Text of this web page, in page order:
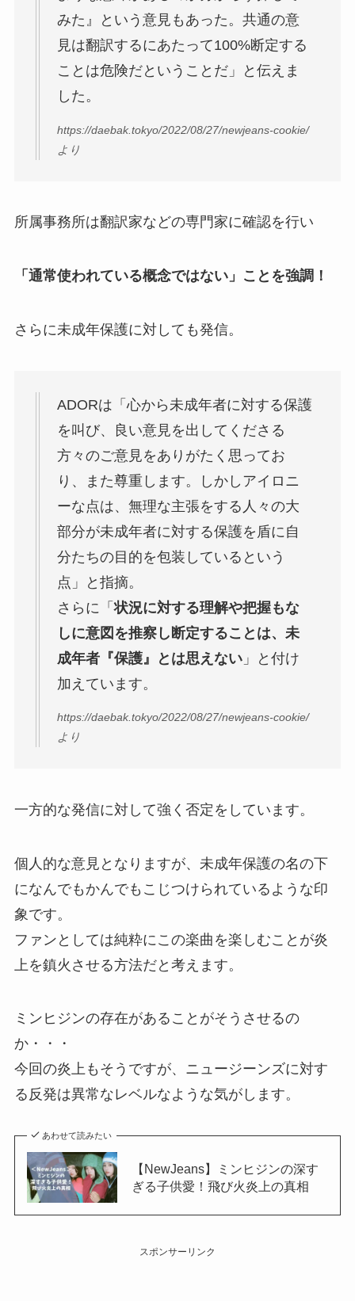
みた』という意見もあった。共通の意
見は翻訳するにあたって100%断定する
ことは危険だということだ」と伝えま
した。
https://daebak.tokyo/2022/08/27/newjeans-cookie/
より
所属事務所は翻訳家などの専門家に確認を行い
「通常使われている概念ではない」ことを強調！
さらに未成年保護に対しても発信。
ADORは「心から未成年者に対する保護
を叫び、良い意見を出してくださる
方々のご意見をありがたく思ってお
り、また尊重します。しかしアイロニ
ーな点は、無理な主張をする人々の大
部分が未成年者に対する保護を盾に自
分たちの目的を包装しているという
点」と指摘。
さらに「状況に対する理解や把握もな
しに意図を推察し断定することは、未
成年者『保護』とは思えない」と付け
加えています。
https://daebak.tokyo/2022/08/27/newjeans-cookie/
より
一方的な発信に対して強く否定をしています。
個人的な意見となりますが、未成年保護の名の下
になんでもかんでもこじつけられているような印
象です。
ファンとしては純粋にこの楽曲を楽しむことが炎
上を鎮火させる方法だと考えます。
ミンヒジンの存在があることがそうさせるの
か・・・
今回の炎上もそうですが、ニュージーンズに対す
る反発は異常なレベルなような気がします。
あわせて読みたい
【NewJeans】ミンヒジンの深す
ぎる子供愛！飛び火炎上の真相
スポンサーリンク